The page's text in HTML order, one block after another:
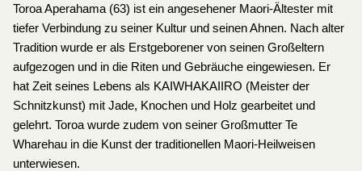
Toroa Aperahama (63) ist ein angesehener Maori-Ältester mit
tiefer Verbindung zu seiner Kultur und seinen Ahnen. Nach alter
Tradition wurde er als Erstgeborener von seinen Großeltern
aufgezogen und in die Riten und Gebräuche eingewiesen. Er
hat Zeit seines Lebens als KAIWHAKAIIRO (Meister der
Schnitzkunst) mit Jade, Knochen und Holz gearbeitet und
gelehrt. Toroa wurde zudem von seiner Großmutter Te
Wharehau in die Kunst der traditionellen Maori-Heilweisen
unterwiesen.